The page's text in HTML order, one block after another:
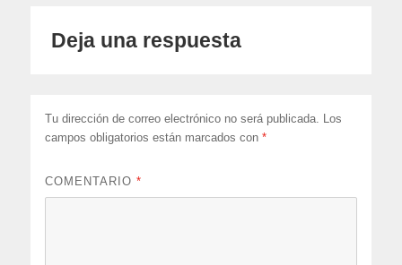
Deja una respuesta
Tu dirección de correo electrónico no será publicada. Los
campos obligatorios están marcados con*
COMENTARIO*